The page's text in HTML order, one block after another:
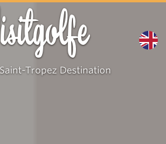
Tropez Destination